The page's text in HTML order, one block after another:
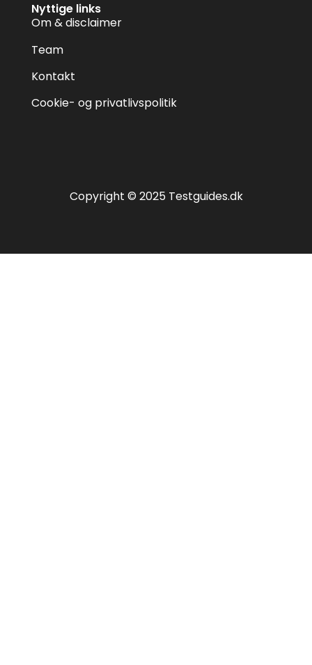
Nyttige links
Om & disclaimer
Team
Kontakt
Cookie- og privatlivspolitik
Copyright © 2025 Testguides.dk